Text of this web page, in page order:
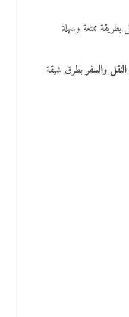
ممتعة وسهلة
والسفربطرق شيقة